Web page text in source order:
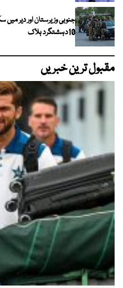
جنوبی وزیرستان اور دیر میں
10دہشتگرد ہلاک
مقبول ترین خبریں